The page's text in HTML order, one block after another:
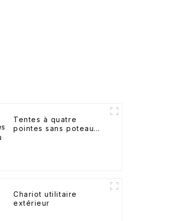
Tentes à quatre
pointes sans poteau
Chariot utilitaire
extérieur